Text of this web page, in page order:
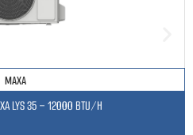
MAXA
LYS 35 – 12000 BTU/H